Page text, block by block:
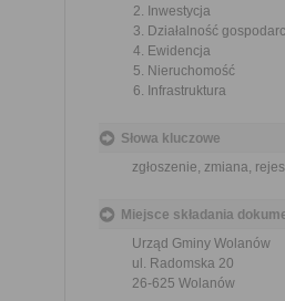
Inwestycja
Działalność
Ewidencja
Nieruchomość
Infrastruktura
Słowa kluczowe
zgłoszenie, zmiana,
Miejsce składania
Urząd Gminy Wolanów
ul. Radomska 20
26-625 Wolanów